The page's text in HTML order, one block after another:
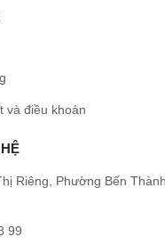
và điều khoản
Riêng, Phường Bến
99